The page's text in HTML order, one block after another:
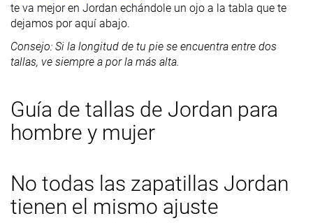
te va mejor en Jordan echándole un ojo a la tabla que te
dejamos por aquí abajo.
Consejo: Si la longitud de tu pie se encuentra entre dos
tallas, ve siempre a por la más alta.
Guía de tallas de Jordan para
hombre y mujer
No todas las zapatillas Jordan
tienen el mismo ajuste